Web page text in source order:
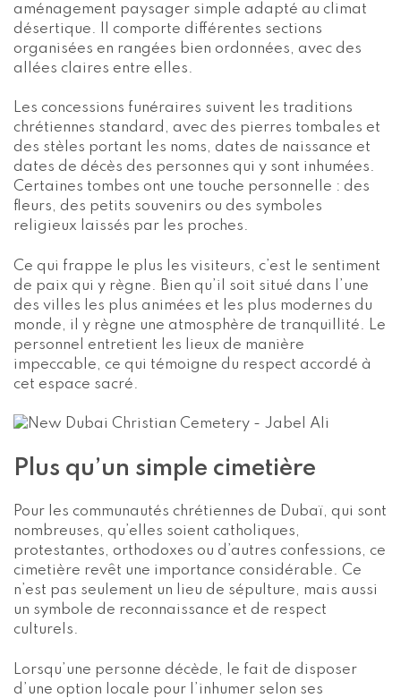
aménagement paysager simple adapté au climat
désertique. Il comporte différentes sections
organisées en rangées bien ordonnées, avec des
allées claires entre elles.
Les concessions funéraires suivent les traditions
chrétiennes standard, avec des pierres tombales et
des stèles portant les noms, dates de naissance et
dates de décès des personnes qui y sont inhumées.
Certaines tombes ont une touche personnelle : des
fleurs, des petits souvenirs ou des symboles
religieux laissés par les proches.
Ce qui frappe le plus les visiteurs, c’est le sentiment
de paix qui y règne. Bien qu’il soit situé dans l’une
des villes les plus animées et les plus modernes du
monde, il y règne une atmosphère de tranquillité. Le
personnel entretient les lieux de manière
impeccable, ce qui témoigne du respect accordé à
cet espace sacré.
Plus qu’un simple cimetière
Pour les communautés chrétiennes de Dubaï, qui sont
nombreuses, qu’elles soient catholiques,
protestantes, orthodoxes ou d’autres confessions, ce
cimetière revêt une importance considérable. Ce
n’est pas seulement un lieu de sépulture, mais aussi
un symbole de reconnaissance et de respect
culturels.
Lorsqu’une personne décède, le fait de disposer
d’une option locale pour l’inhumer selon ses